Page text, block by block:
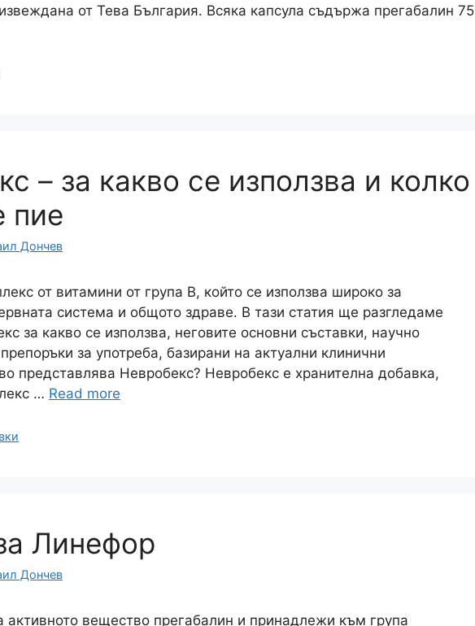
от Тева България. Всяка капсула съдържа прегабалин 75
– за какво се използва и колко
пие
Дончев
от витамини от група B, който се използва широко за
система и общото здраве. В тази статия ще разгледаме
за какво се използва, неговите основни съставки, научно
за употреба, базирани на актуални клинични
представлява Невробекс? Невробекс е хранителна добавка,
… Read more
Линефор
Дончев
вещество прегабалин и принадлежи към група